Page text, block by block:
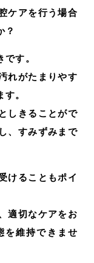
ケアを行う場合
？
す。
れがたまりやす
。
しきることがで
、すみずみまで
けることもポイ
適切なケアをお
を維持できませ